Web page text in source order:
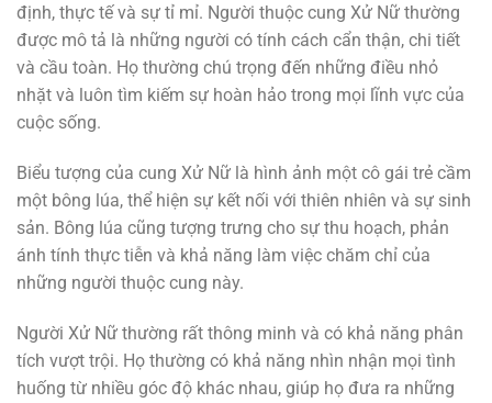
định, thực tế và sự tỉ mỉ. Người thuộc cung Xử Nữ thường
được mô tả là những người có tính cách cẩn thận, chi tiết
và cầu toàn. Họ thường chú trọng đến những điều nhỏ
nhặt và luôn tìm kiếm sự hoàn hảo trong mọi lĩnh vực của
cuộc sống.
Biểu tượng của cung Xử Nữ là hình ảnh một cô gái trẻ cầm
một bông lúa, thể hiện sự kết nối với thiên nhiên và sự sinh
sản. Bông lúa cũng tượng trưng cho sự thu hoạch, phản
ánh tính thực tiễn và khả năng làm việc chăm chỉ của
những người thuộc cung này.
Người Xử Nữ thường rất thông minh và có khả năng phân
tích vượt trội. Họ thường có khả năng nhìn nhận mọi tình
huống từ nhiều góc độ khác nhau, giúp họ đưa ra những